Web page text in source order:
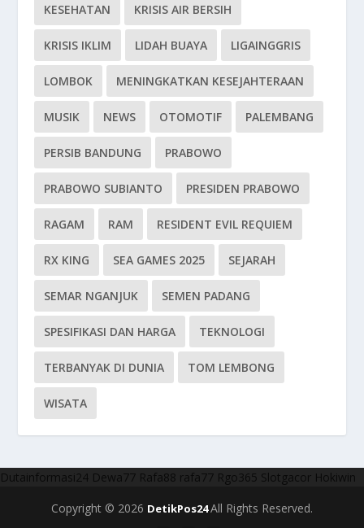
KESEHATAN KRISIS AIR BERSIH
KRISIS IKLIM LIDAH BUAYA LIGAINGGRIS
LOMBOK MENINGKATKAN KESEJAHTERAAN
MUSIK NEWS OTOMOTIF PALEMBANG
PERSIB BANDUNG PRABOWO
PRABOWO SUBIANTO PRESIDEN PRABOWO
RAGAM RAM RESIDENT EVIL REQUIEM
RX KING SEA GAMES 2025 SEJARAH
SEMAR NGANJUK SEMEN PADANG
SPESIFIKASI DAN HARGA TEKNOLOGI
TERBANYAK DI DUNIA TOM LEMBONG
WISATA
Dutainformasi24 Dewa77 Rafa88 rafa77 Rgo365 Slotgacor Hokiwin
Copyright © 2026 DetikPos24All Rights Reserved.